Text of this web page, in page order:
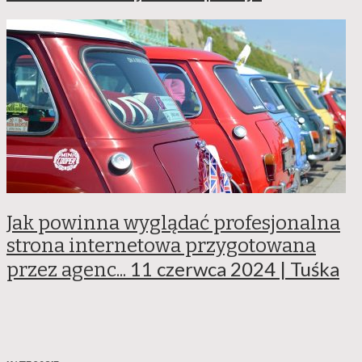
Jak powinna wyglądać profesjonalna
strona internetowa przygotowana
przez agenc... 11 czerwca 2024 | Tuśka